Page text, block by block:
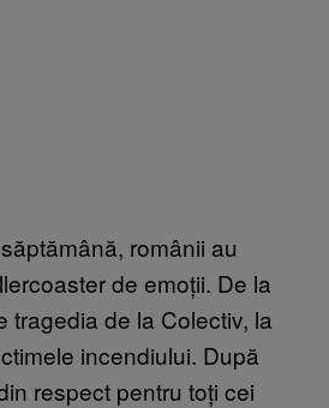
românii au
de emoții. De la
tragedia de la Colectiv, la
incendiului. După
respect pentru toți cei